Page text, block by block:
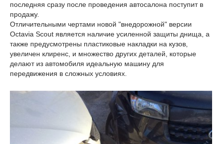
последняя сразу после проведения автосалона поступит в
продажу.
Отличительными чертами новой "внедорожной" версии
Octavia Scout является наличие усиленной защиты днища, а
также предусмотрены пластиковые накладки на кузов,
увеличен клиренс, и множество других деталей, которые
делают из автомобиля идеальную машину для
передвижения в сложных условиях.